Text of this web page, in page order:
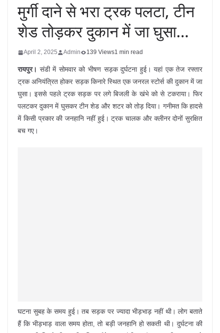
मुर्गी दाने से भरा ट्रक पलटा, टीन
शेड तोड़कर दुकान में जा घुसा…
April 2, 2025 Admin 139 Views1 min read
रायपुर। संडी में सोमवार को भीषण सड़क दुर्घटना हुई। यहां एक तेज रफ्तार
ट्रक अनियंत्रित होकर सड़क किनारे स्थित एक जनरल स्टोर्स की दुकान में जा
घुसा। इससे पहले ट्रक सड़क पर लगे बिजली के खंभे को से टकराया। फिर
पलटकर दुकान में घुसकर टीन शेड और शटर को तोड़ दिया। गनीमत कि हादसे
में किसी प्रकार की जनहानि नहीं हुई। ट्रक चालक और क्लीनर दोनों सुरक्षित
बच गए।
घटना सुबह के समय हुई। तब सड़क पर ज्यादा भीड़भाड़ नहीं थी। लोग बताते
हैं कि भीड़भाड़ वाला समय होता, तो बड़ी जनहानि हो सकती थी। दुर्घटना की